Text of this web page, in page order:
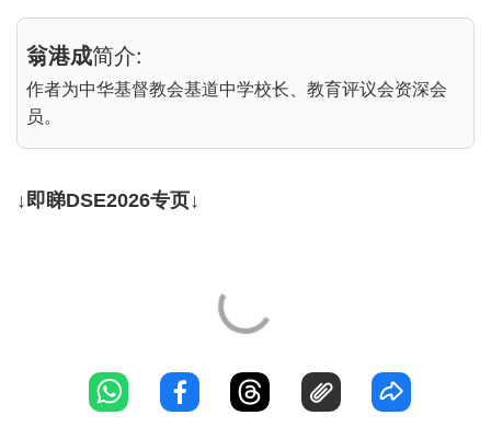
翁港成简介:
作者为中华基督教会基道中学校长、教育评议会资深会
员。
↓即睇DSE2026专页↓